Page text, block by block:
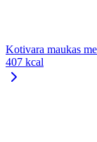
Kotivara maukas
407 kcal